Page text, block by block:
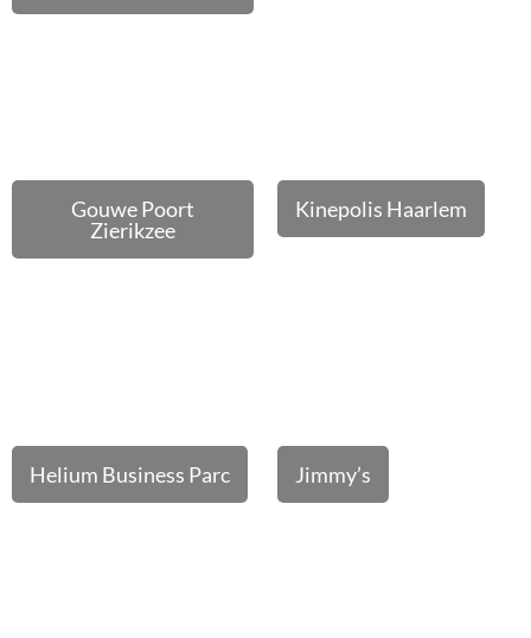
Gouwe Poort
Zierikzee
Kinepolis Haarlem
Helium Business Parc Jimmy’s